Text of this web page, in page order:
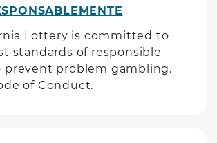
Lottery is committed to
standards of responsible
prevent problem gambling.
of Conduct.